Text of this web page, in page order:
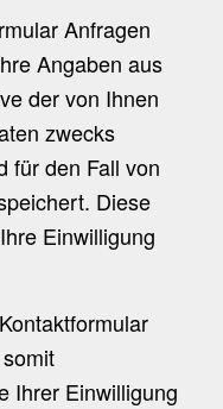
Anfragen
Angaben aus
der von Ihnen
zwecks
für den Fall von
Diese
Einwilligung
Ihrer Einwilligung